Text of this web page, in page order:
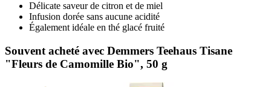
Délicate saveur de citron et de miel
Infusion dorée sans aucune acidité
Également idéale en thé glacé fruité
Souvent acheté avec Demmers Teehaus Tisane
"Fleurs de Camomille Bio", 50 g